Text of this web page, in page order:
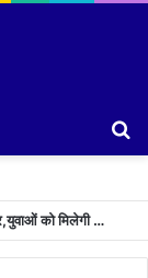
चुनावी साल में भर्ती का पिटारा खोलने जा रही है धामी सरकार,युवाओं को मिलेगी 34 हजार रिकॉर्ड भर्तियों की सौगात